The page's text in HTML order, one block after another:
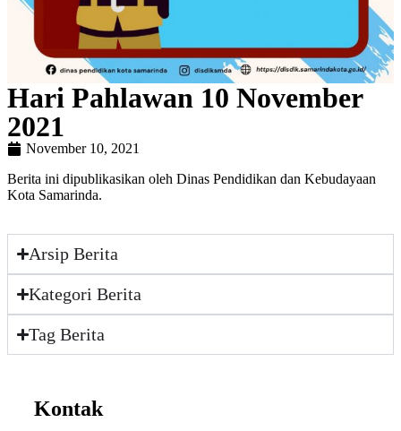
Hari Pahlawan 10 November
2021
November 10, 2021
Berita ini dipublikasikan oleh Dinas Pendidikan dan Kebudayaan
Kota Samarinda.
Arsip Berita
Kategori Berita
Tag Berita
Kontak